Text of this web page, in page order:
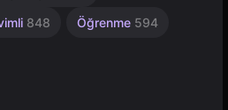
848 Öğrenme 594